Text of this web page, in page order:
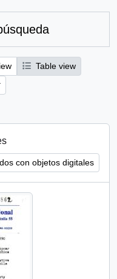
Table view
con objetos digitales